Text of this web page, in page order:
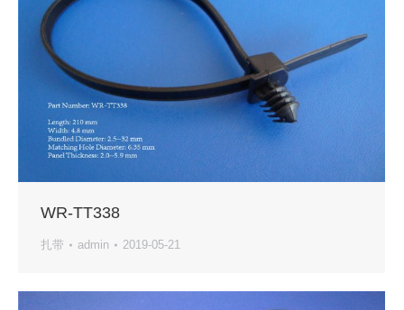
WR-TT338
扎带 admin 2019-05-21